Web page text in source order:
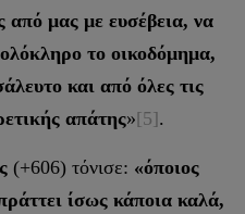
από μας με ευσέβεια, να
το οικοδόμημα,
και από όλες τις
απάτης»[5].
(+606) τόνισε: «όποιος
ίσως κάποια καλά,